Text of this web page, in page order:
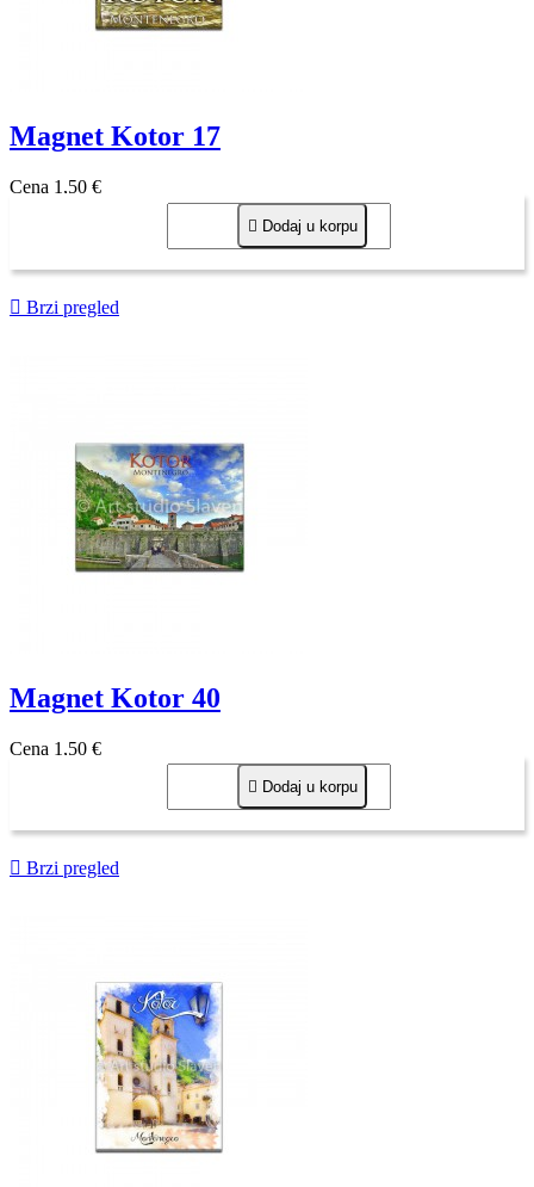
Magnet Kotor 17
Cena 1,50 €
 Dodaj u korpu
 Brzi pregled
Magnet Kotor 40
Cena 1,50 €
 Dodaj u korpu
 Brzi pregled